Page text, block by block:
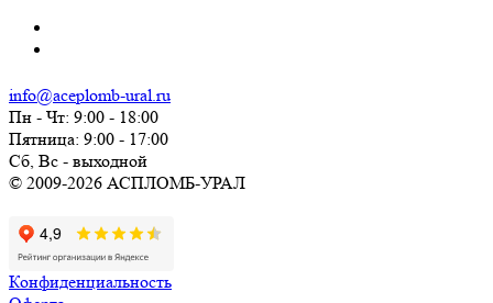
info@aceplomb-ural.ru
Пн - Чт: 9:00 - 18:00
Пятница: 9:00 - 17:00
Сб, Вc - выходной
© 2009-2026 АСПЛОМБ-УРАЛ
Конфиденциальность